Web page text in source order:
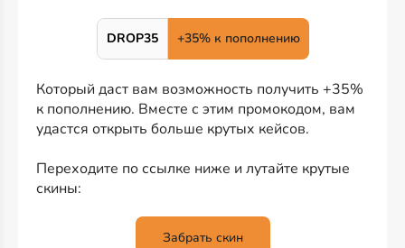
DROP35 +35% к пополнению
Который даст вам возможность получить +35%
к пополнению. Вместе с этим промокодом, вам
удастся открыть больше крутых кейсов.
Переходите по ссылке ниже и лутайте крутые
скины:
Забрать скин